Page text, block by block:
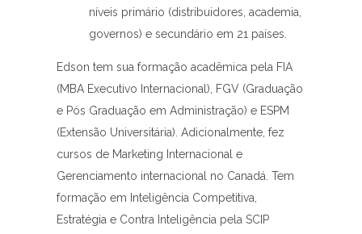
níveis primário (distribuidores, academia,
governos) e secundário em 21 países.
Edson tem sua formação acadêmica pela FIA
(MBA Executivo Internacional), FGV (Graduação
e Pós Graduação em Administração) e ESPM
(Extensão Universitária). Adicionalmente, fez
cursos de Marketing Internacional e
Gerenciamento internacional no Canadá. Tem
formação em Inteligência Competitiva,
Estratégia e Contra Inteligência pela SCIP